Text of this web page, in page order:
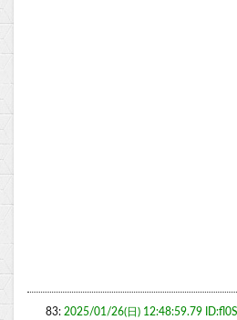
83: 2025/01/26(日) 12:48:59.79